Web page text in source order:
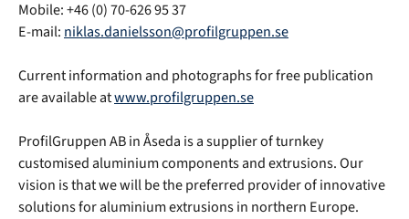
Mobile: +46 (0) 70-626 95 37
E-mail: niklas.danielsson@profilgruppen.se
Current information and photographs for free publication
are available atwww.profilgruppen.se
ProfilGruppen AB in Åseda is a supplier of turnkey
customised aluminium components and extrusions. Our
vision is that we will be the preferred provider of innovative
solutions for aluminium extrusions in northern Europe.